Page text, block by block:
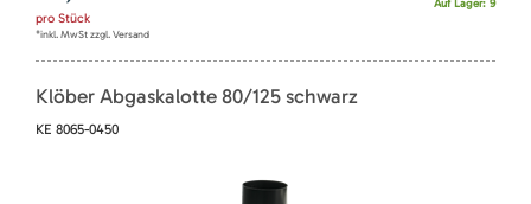
pro Stück
*inkl. MwSt zzgl. Versand
Klöber Abgaskalotte 80/125 schwarz
KE 8065-0450